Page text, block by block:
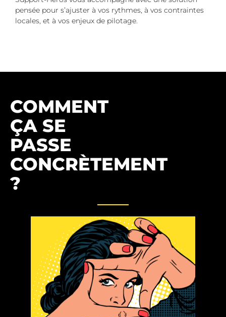
pensée pour s’ajuster à vos rythmes, à vos contraintes
locales, et à vos enjeux de pilotage.
COMMENT
ÇA SE
PASSE
CONCRÈTEMENT
?